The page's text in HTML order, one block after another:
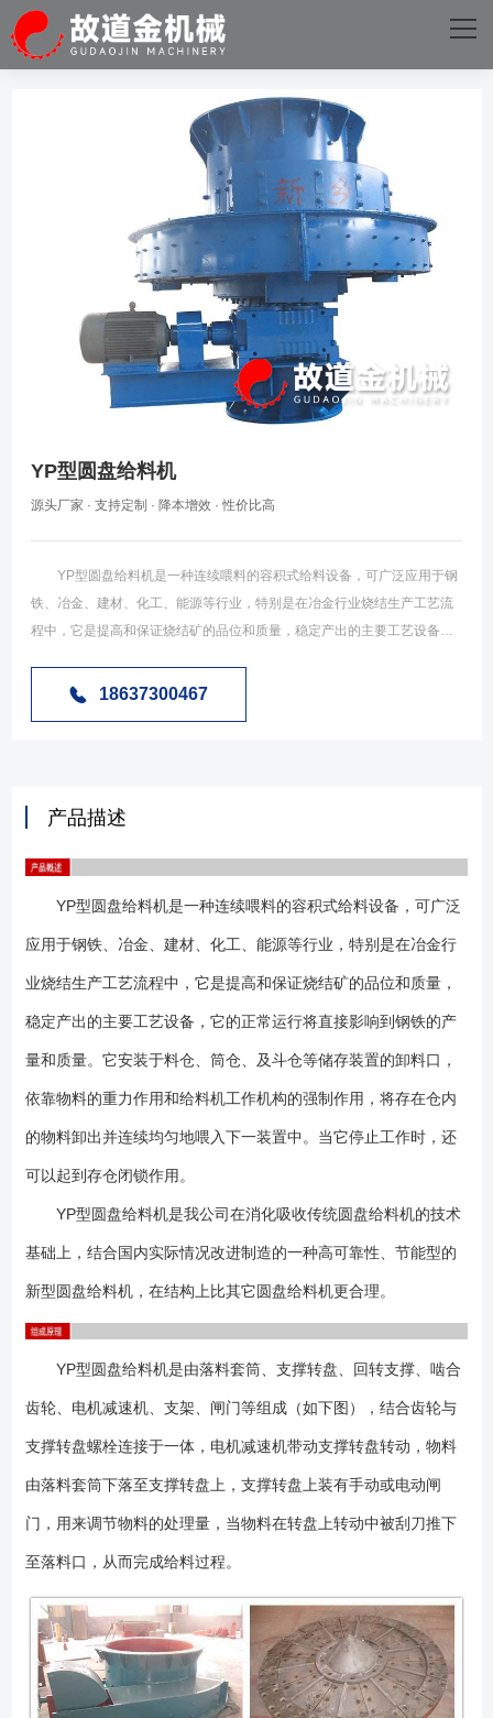
网站首页
星空官方站线网站
星空（中国）
YP型圆盘给料机
源头厂家 · 支持定制 · 降本增效 · 性价比高
YP型圆盘给料机是一种连续喂料的容积式给料设备，可广泛应用于钢
铁、冶金、建材、化工、能源等行业，特别是在冶金行业烧结生产工艺流
程中，它是提高和保证烧结矿的品位和质量，稳定产出的主要工艺设备，
斗仓等储存装置的卸料口，依靠物料的重力作用和给料机工作机构的强制
理。 YP型圆盘给料机是由落料套筒、支撑转盘、回转支撑、啮合齿
栓连接于一体，电机减速机带动支撑转盘转动，物料由落料套筒下落至支
撑转盘上，支撑转盘上装有手动或电动闸门，用来调节物料的处理量，当
物料在转盘上转动中被刮刀推下至落料口，从而完成给料过程。 1、采
扇形调节闸门的结构，使其结构更加简洁可靠； 3、改进了盘面上衬板
和套筒的设计，使其可在正常工作时方便的更换衬板，大大减轻了更换衬
力特别大，寿命长； 5、传动机构是依靠本公司多年从事减速器设计制
造的丰富经验，并结合圆盘料机的实际工况，专门为其量身定做的专用减
速器。全部采用高精度的硬齿面齿轮，传动效率高，运行噪声低，使用寿
物料全部出料口卸出，不会散落在圆盘四周，保证了现场的清洁； 7、
减速器和回转机构各自独立润滑，均采用高质量的中压齿轮油油池润滑，
了电机与减速器之间的联轴器，故而从根本上解决了减速器高速轴漏油的
问题； 8、电机采用可采用变频电机，调节范围大，可充分调节物料流
铸有花格，在工作中可存储物料，使物料与物料之产生磨擦，大大提高了
衬板的使用寿命； 10、传动机构悬挂在圆盘下面，更换方便，并使整
架、底座、传动装置、回转支承、小齿轮、圆盘、衬板、套筒、接料槽、
下料口、调节闸门、刮板和注油管组成。 结构简图如下：
18637300467
产品描述
YP型圆盘给料机是一种连续喂料的容积式给料设备，可广泛
应用于钢铁、冶金、建材、化工、能源等行业，特别是在冶金行
业烧结生产工艺流程中，它是提高和保证烧结矿的品位和质量，
稳定产出的主要工艺设备，它的正常运行将直接影响到钢铁的产
量和质量。它安装于料仓、筒仓、及斗仓等储存装置的卸料口，
依靠物料的重力作用和给料机工作机构的强制作用，将存在仓内
的物料卸出并连续均匀地喂入下一装置中。当它停止工作时，还
可以起到存仓闭锁作用。
YP型圆盘给料机是我公司在消化吸收传统圆盘给料机的技术
基础上，结合国内实际情况改进制造的一种高可靠性、节能型的
新型圆盘给料机，在结构上比其它圆盘给料机更合理。
YP型圆盘给料机是由落料套筒、支撑转盘、回转支撑、啮合
齿轮、电机减速机、支架、闸门等组成（如下图），结合齿轮与
支撑转盘螺栓连接于一体，电机减速机带动支撑转盘转动，物料
由落料套筒下落至支撑转盘上，支撑转盘上装有手动或电动闸
门，用来调节物料的处理量，当物料在转盘上转动中被刮刀推下
至落料口，从而完成给料过程。